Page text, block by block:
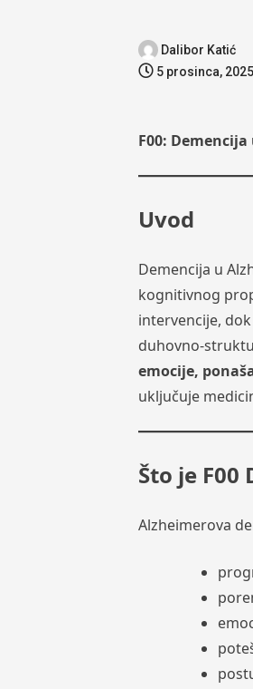
Dalibor Katić
5 prosinca, 2025
F00:
Uvod
Demencija u
kognitivnog
intervencije, dok
duhovno-
emocije,
uključuje
Što je
Alzheimerova